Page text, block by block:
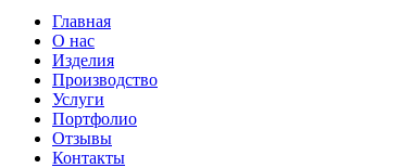
Главная
О нас
Изделия
Производство
Услуги
Портфолио
Отзывы
Контакты